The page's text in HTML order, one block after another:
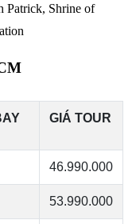
Patrick, Shrine of